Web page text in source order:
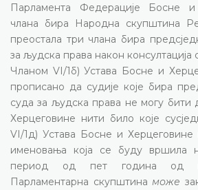
Парламента Федерације Босне
члана бира Народна скупштина
преостала три члана бира
за људска права након
Чланом VI/1б) Устава Босне и
прописано да судије које бира
суда за људска права не могу
Херцеговине нити било које
VI/1д) Устава Босне и Херцеговине
именовања која се буду вршила
период од пет година од
Парламентарна скупштинаможе